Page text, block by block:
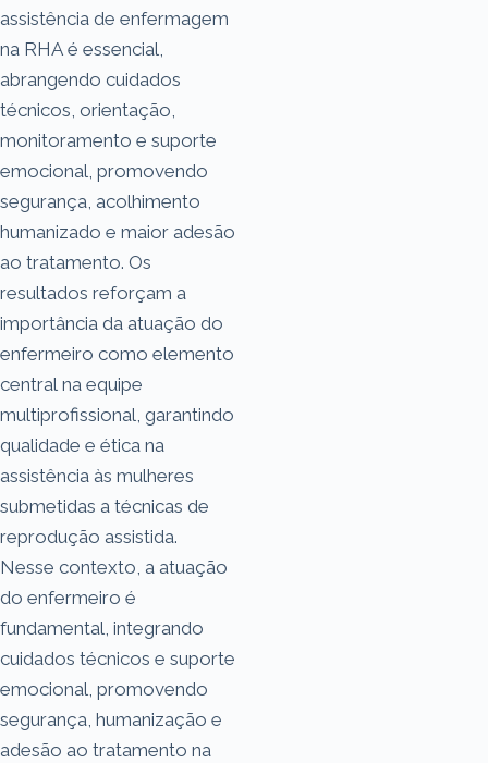
assistência de enfermagem
na RHA é essencial,
abrangendo cuidados
técnicos, orientação,
monitoramento e suporte
emocional, promovendo
segurança, acolhimento
humanizado e maior adesão
ao tratamento. Os
resultados reforçam a
importância da atuação do
enfermeiro como elemento
central na equipe
multiprofissional, garantindo
qualidade e ética na
assistência às mulheres
submetidas a técnicas de
reprodução assistida.
Nesse contexto, a atuação
do enfermeiro é
fundamental, integrando
cuidados técnicos e suporte
emocional, promovendo
segurança, humanização e
adesão ao tratamento na